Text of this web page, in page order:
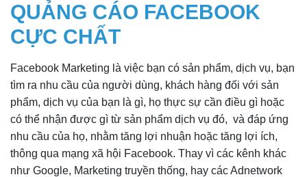
QUẢNG CÁO FACEBOOK
CỰC CHẤT
Facebook Marketing là việc bạn có sản phẩm, dịch vụ, bạn
tìm ra nhu cầu của người dùng, khách hàng đối với sản
phẩm, dịch vụ của bạn là gì, họ thực sự cần điều gì hoặc
có thể nhận được gì từ sản phẩm dịch vụ đó, và đáp ứng
nhu cầu của họ, nhằm tăng lợi nhuận hoặc tăng lợi ích,
thông qua mạng xã hội Facebook. Thay vì các kênh khác
như Google, Marketing truyền thống, hay các Adnetwork